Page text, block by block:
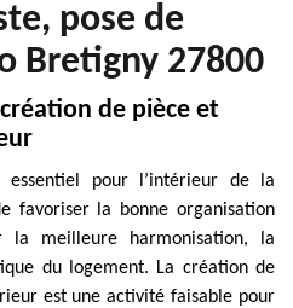
pose de
Bretigny 27800
de pièce et
pour l’intérieur de la
favoriser la bonne organisation
la meilleure harmonisation, la
du logement. La création de
est une activité faisable pour